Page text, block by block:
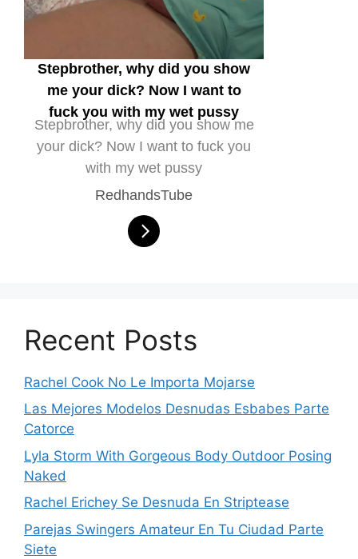
Stepbrother, why did you show
me your dick? Now I want to
fuck you with my wet pussy
Stepbrother, why did you show me
your dick? Now I want to fuck you
with my wet pussy
RedhandsTube
Recent Posts
Rachel Cook No Le Importa Mojarse
Las Mejores Modelos Desnudas Esbabes Parte
Catorce
Lyla Storm With Gorgeous Body Outdoor Posing
Naked
Rachel Erichey Se Desnuda En Striptease
Parejas Swingers Amateur En Tu Ciudad Parte
Siete